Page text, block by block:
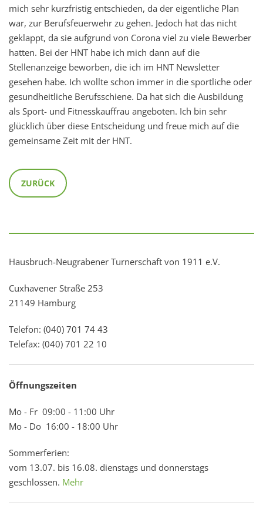
mich sehr kurzfristig entschieden, da der eigentliche Plan
war, zur Berufsfeuerwehr zu gehen. Jedoch hat das nicht
geklappt, da sie aufgrund von Corona viel zu viele Bewerber
hatten. Bei der HNT habe ich mich dann auf die
Stellenanzeige beworben, die ich im HNT Newsletter
gesehen habe. Ich wollte schon immer in die sportliche oder
gesundheitliche Berufsschiene. Da hat sich die Ausbildung
als Sport- und Fitnesskauffrau angeboten. Ich bin sehr
glücklich über diese Entscheidung und freue mich auf die
gemeinsame Zeit mit der HNT.
ZURÜCK
Hausbruch-Neugrabener Turnerschaft von 1911 e.V.
Cuxhavener Straße 253
21149 Hamburg
Telefon: (040) 701 74 43
Telefax: (040) 701 22 10
Öffnungszeiten
Mo - Fr 09:00 - 11:00 Uhr
Mo - Do 16:00 - 18:00 Uhr
Sommerferien:
vom 13.07. bis 16.08. dienstags und donnerstags
geschlossen. Mehr